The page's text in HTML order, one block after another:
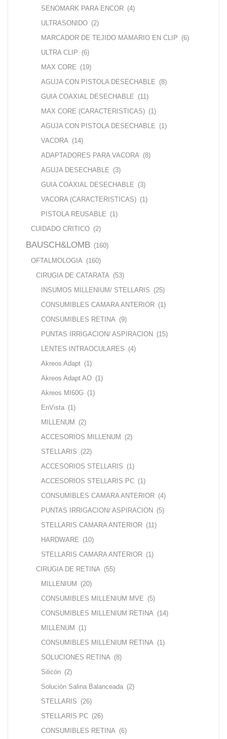
SENOMARK PARA ENCOR (4)
ULTRASONIDO (2)
MARCADOR DE TEJIDO MAMARIO EN CLIP (6)
ULTRA CLIP (6)
MAX CORE (19)
AGUJA CON PISTOLA DESECHABLE (8)
GUIA COAXIAL DESECHABLE (11)
MAX CORE (CARACTERISTICAS) (1)
AGUJA CON PISTOLA DESECHABLE (1)
VACORA (14)
ADAPTADORES PARA VACORA (8)
AGUJA DESECHABLE (3)
GUIA COAXIAL DESECHABLE (3)
VACORA (CARACTERISTICAS) (1)
PISTOLA REUSABLE (1)
CUIDADO CRITICO (2)
BAUSCH&LOMB (160)
OFTALMOLOGIA (160)
CIRUGIA DE CATARATA (53)
INSUMOS MILLENIUM/ STELLARIS (25)
CONSUMIBLES CAMARA ANTERIOR (1)
CONSUMIBLES RETINA (9)
PUNTAS IRRIGACION/ ASPIRACION (15)
LENTES INTRAOCULARES (4)
Akreos Adapt (1)
Akreos Adapt AO (1)
Akreos MI60G (1)
EnVista (1)
MILLENUM (2)
ACCESORIOS MILLENUM (2)
STELLARIS (22)
ACCESORIOS STELLARIS (1)
ACCESORIOS STELLARIS PC (1)
CONSUMIBLES CAMARA ANTERIOR (4)
PUNTAS IRRIGACION/ ASPIRACION (5)
STELLARIS CAMARA ANTERIOR (11)
HARDWARE (10)
STELLARIS CAMARA ANTERIOR (1)
CIRUGIA DE RETINA (55)
MILLENIUM (20)
CONSUMIBLES MILLENIUM MVE (5)
CONSUMIBLES MILLENIUM RETINA (14)
MILLENUM (1)
CONSUMIBLES MILLENIUM RETINA (1)
SOLUCIONES RETINA (8)
Silicón (2)
Solución Salina Balanceada (2)
STELLARIS (26)
STELLARIS PC (26)
CONSUMIBLES RETINA (6)